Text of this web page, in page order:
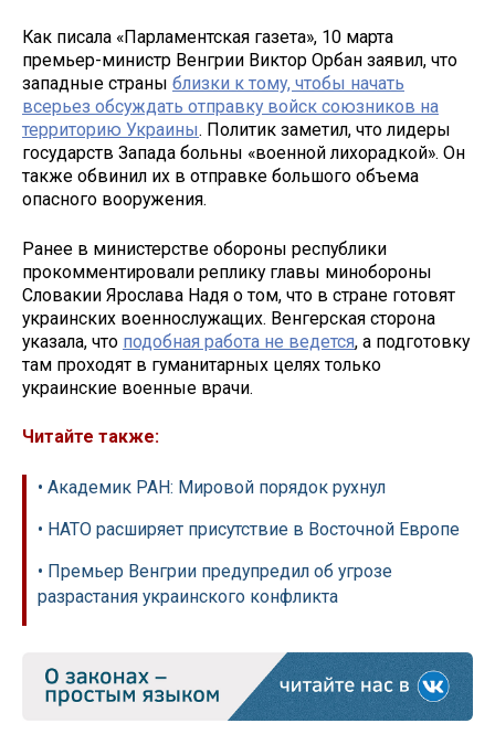
Как писала «Парламентская газета», 10 марта
премьер-министр Венгрии Виктор Орбан заявил, что
западные страны близки к тому, чтобы начать
всерьез обсуждать отправку войск союзников на
территорию Украины. Политик заметил, что лидеры
государств Запада больны «военной лихорадкой». Он
также обвинил их в отправке большого объема
опасного вооружения.
Ранее в министерстве обороны республики
прокомментировали реплику главы минобороны
Словакии Ярослава Надя о том, что в стране готовят
украинских военнослужащих. Венгерская сторона
указала, что подобная работа не ведется, а подготовку
там проходят в гуманитарных целях только
украинские военные врачи.
Читайте также:
• Академик РАН: Мировой порядок рухнул
• НАТО расширяет присутствие в Восточной Европе
• Премьер Венгрии предупредил об угрозе
разрастания украинского конфликта